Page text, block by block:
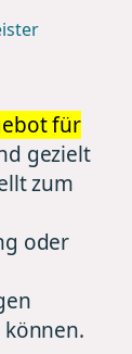
für
gezielt
zum
oder